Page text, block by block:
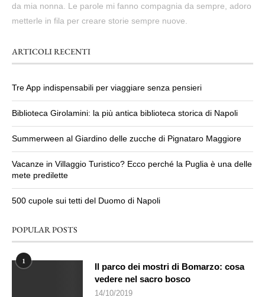
da mia nonna. Le parole mi fanno compagnia da sempre, adoro
metterle in fila per creare storie sempre nuove.
ARTICOLI RECENTI
Tre App indispensabili per viaggiare senza pensieri
Biblioteca Girolamini: la più antica biblioteca storica di Napoli
Summerween al Giardino delle zucche di Pignataro Maggiore
Vacanze in Villaggio Turistico? Ecco perché la Puglia è una delle
mete predilette
500 cupole sui tetti del Duomo di Napoli
POPULAR POSTS
1
Il parco dei mostri di Bomarzo: cosa
vedere nel sacro bosco
14/10/2019